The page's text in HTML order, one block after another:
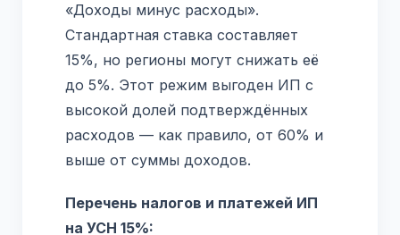
«Доходы минус расходы».
Стандартная ставка составляет
15%, но регионы могут снижать её
до 5%. Этот режим выгоден ИП с
высокой долей подтверждённых
расходов — как правило, от 60% и
выше от суммы доходов.
Перечень налогов и платежей ИП
на УСН 15%: